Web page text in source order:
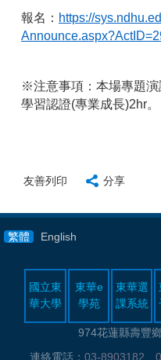
報名： https://
※注意事項：本場專題
學習認證(專業成長)2hr。
友善列印 分享
繁體 English
國立東
華大學
東華e
學苑
東華選
課系統
974花蓮縣壽豐
連絡電話： 03-8903182